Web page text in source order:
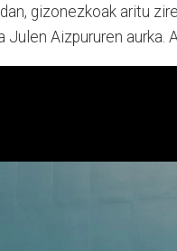
gizonezkoak aritu
Julen Aizpururen aurka.